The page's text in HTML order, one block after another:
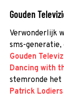
Gouden
Verwonderlijk
sms-generatie,
Gouden
Dancing with
stemronde het
Patrick Lodiers